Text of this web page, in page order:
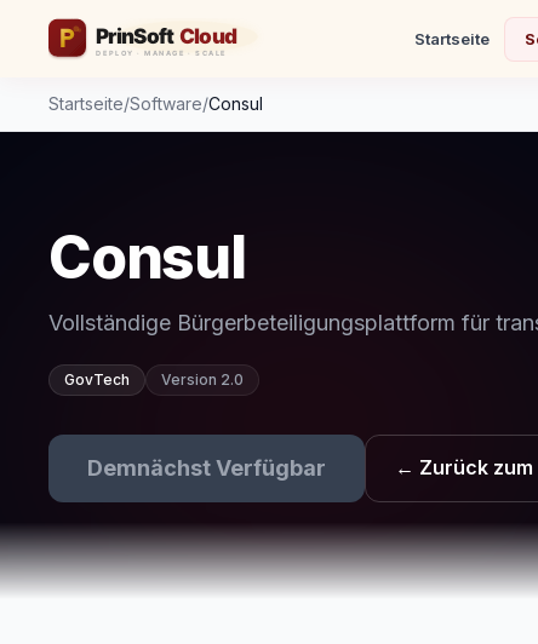
Startseite
Startseite/Software/Consul
Consul
Vollständige Bürgerbeteiligungsplattform für
GovTech Version 2.0
Demnächst Verfügbar ← Zurück zum